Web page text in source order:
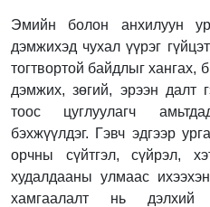
Эмийн болон анхилуун
дэмжихэд чухал үүрэг
тогтвортой байдлыг хангах,
дэмжих, зөгий, эрээн далт
тоос цуглуулагч
бэхжүүлдэг. Гэвч эдгээр
орчны сүйтгэл, сүйрэл,
худалдааны улмаас
хамгаалалт нь дэлхий